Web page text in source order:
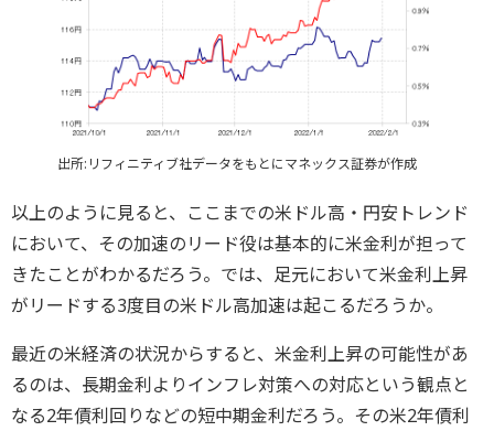
出所:リフィニティブ社データをもとにマネックス証券が作成
以上のように見ると、ここまでの米ドル高・円安トレンド
において、その加速のリード役は基本的に米金利が担って
きたことがわかるだろう。では、足元において米金利上昇
がリードする3度目の米ドル高加速は起こるだろうか。
最近の米経済の状況からすると、米金利上昇の可能性があ
るのは、長期金利よりインフレ対策への対応という観点と
なる2年債利回りなどの短中期金利だろう。その米2年債利